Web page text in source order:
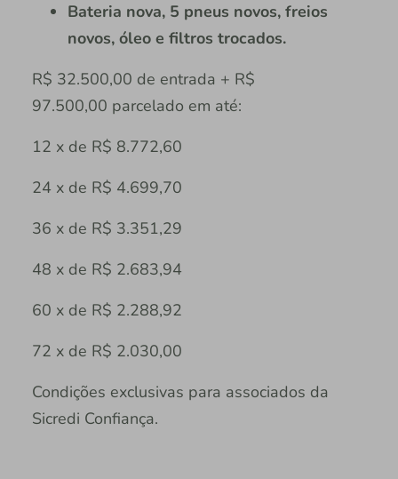
Bateria nova, 5 pneus novos, freios
novos, óleo e filtros trocados.
R$ 32.500,00 de entrada + R$
97.500,00 parcelado em até:
12 x de R$ 8.772,60
24 x de R$ 4.699,70
36 x de R$ 3.351,29
48 x de R$ 2.683,94
60 x de R$ 2.288,92
72 x de R$ 2.030,00
Condições exclusivas para associados da
Sicredi Confiança.